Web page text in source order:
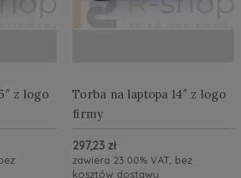
z logo
Torba na laptopa 14″ z logo
firmy
297,23 zł
zawiera 23.00% VAT, bez
kosztów dostawy